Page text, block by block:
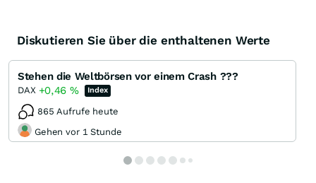
Diskutieren Sie über die enthaltenen Werte
Stehen die Weltbörsen vor einem Crash ???
DAX +0,46 % Index
865 Aufrufe heute
Gehen vor 1 Stunde